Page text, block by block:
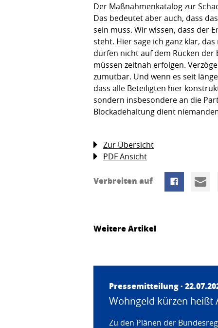
Der Maßnahmenkatalog zur
Das bedeutet aber auch, dass
sein muss. Wir wissen, dass der
steht. Hier sage ich ganz klar,
dürfen nicht auf dem Rücken
müssen zeitnah erfolgen.
zumutbar. Und wenn es seit
dass alle Beteiligten hier
sondern insbesondere an die
Blockadehaltung dient
Zur Übersicht
PDF Ansicht
Verbreiten auf
Weitere Artikel
Pressemitteilung ·
Wohngeld kürzen
Zu den Plänen der